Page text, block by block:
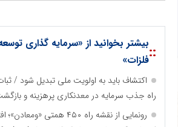
::بیشتر بخوانید از «سرمایه گذاری
فلزات»
اکتشاف باید به اولویت ملی تبدیل شود /
راه جذب سرمایه در معدنکاری پرهزینه و
رونمایی از نقشه راه ۴۵۰ همتی